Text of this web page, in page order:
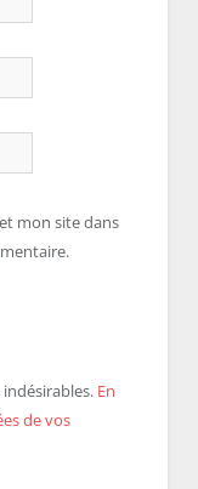
mon site dans
En
de vos